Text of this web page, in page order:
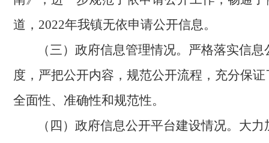
道， 2022年我镇无依申请公开信息。
（三）政府信息管理情况。 严格落实信息
度，严把公开内容，规范公开流程，充分保
全面性、准确性和规范性。
（四） 政府信息公开平台建设情况。 大力